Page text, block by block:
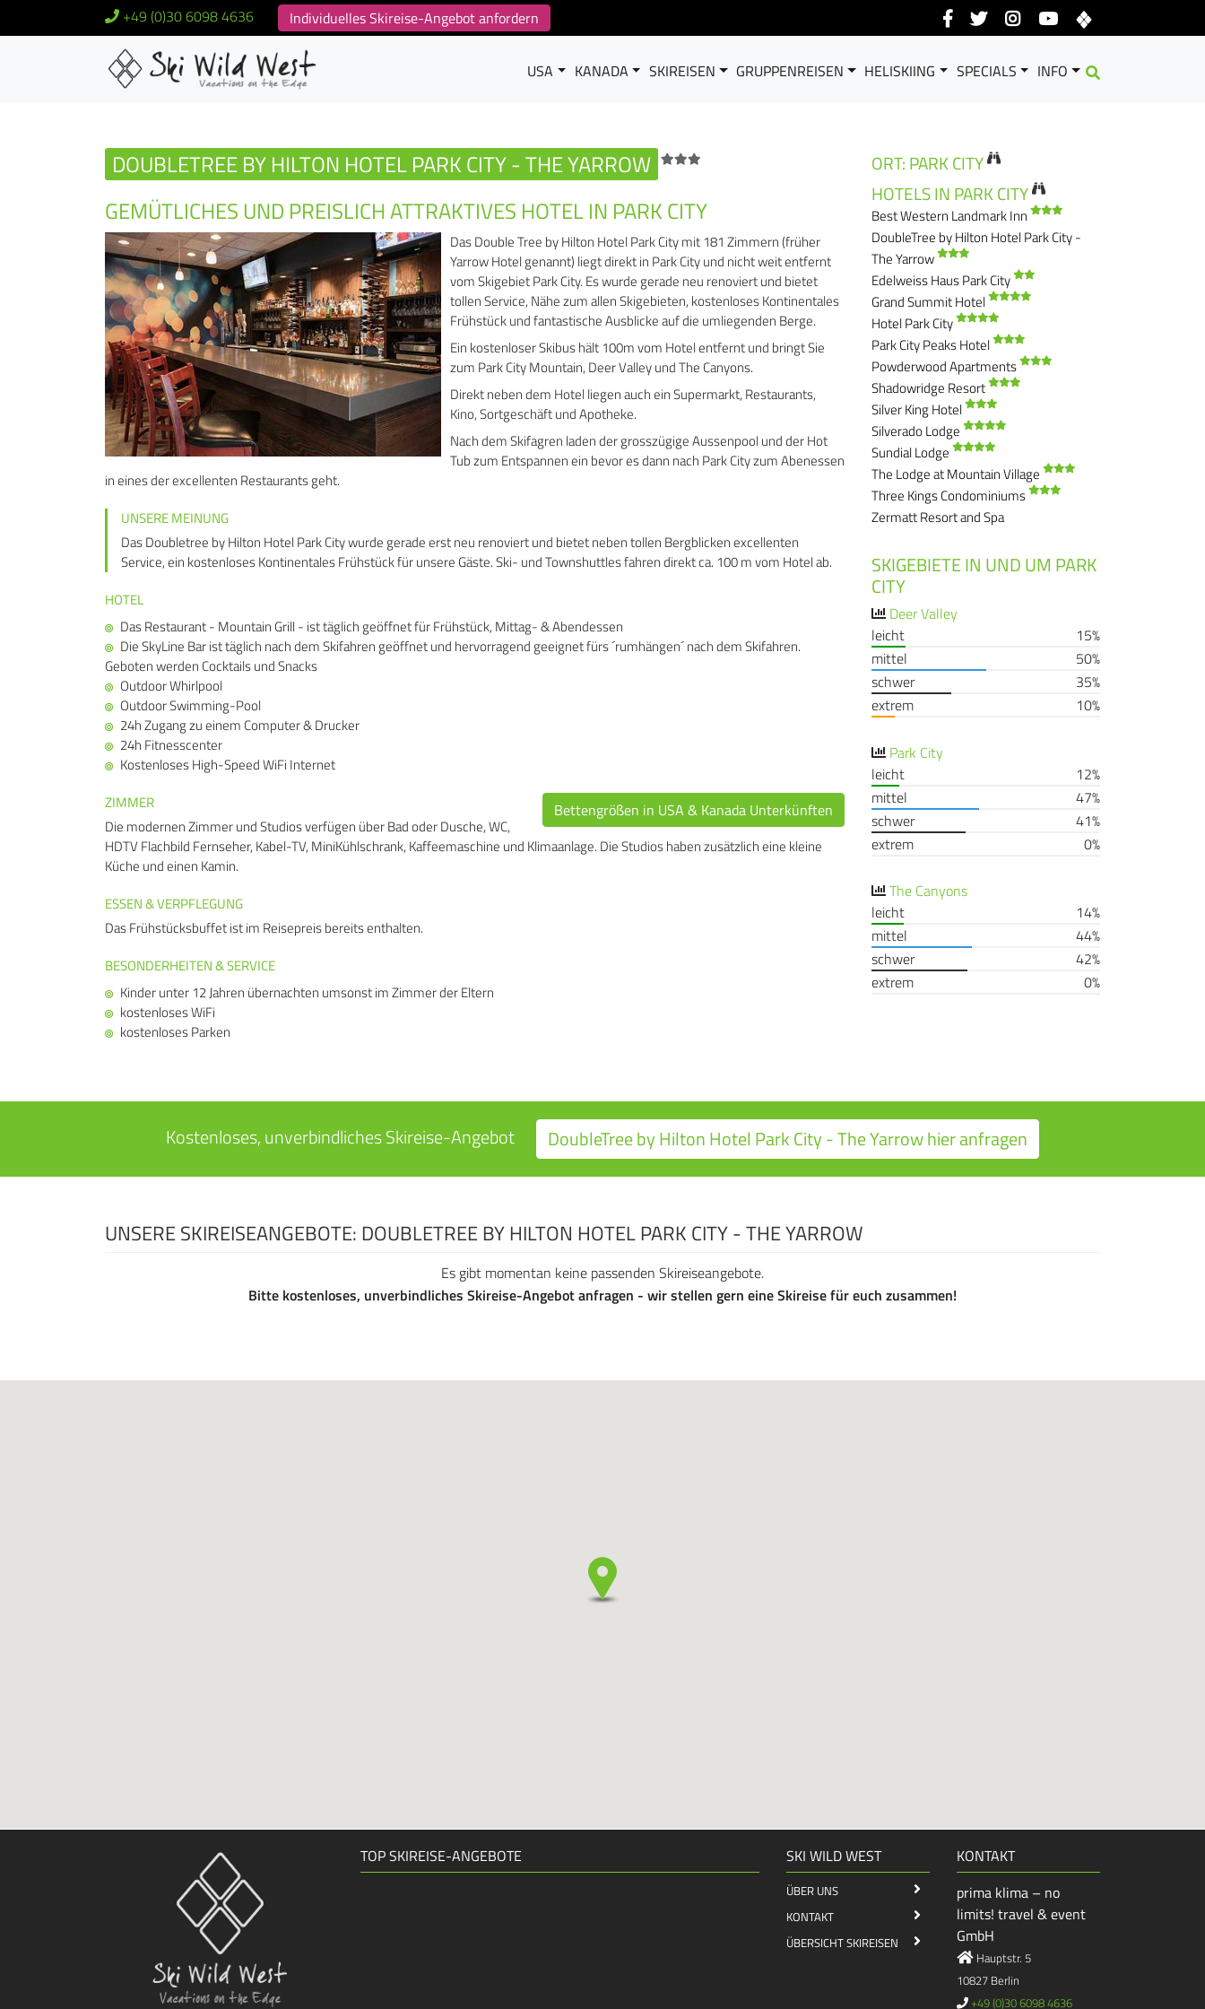
+49 (0)30 6098 4636 Individuelles Skireise-Angebot anfordern
USA KANADA SKIREISEN GRUPPENREISEN HELISKIING SPECIALS INFO
DOUBLETREE BY HILTON HOTEL PARK CITY - THE YARROW
GEMÜTLICHES UND PREISLICH ATTRAKTIVES HOTEL IN PARK CITY
Das Double Tree by Hilton Hotel Park City mit 181 Zimmern (früher
Yarrow Hotel genannt) liegt direkt in Park City und nicht weit entfernt
vom Skigebiet Park City. Es wurde gerade neu renoviert und bietet
tollen Service, Nähe zum allen Skigebieten, kostenloses Kontinentales
Frühstück und fantastische Ausblicke auf die umliegenden Berge.
Ein kostenloser Skibus hält 100m vom Hotel entfernt und bringt Sie
zum Park City Mountain, Deer Valley und The Canyons.
Direkt neben dem Hotel liegen auch ein Supermarkt, Restaurants,
Kino, Sortgeschäft und Apotheke.
Nach dem Skifagren laden der grosszügige Aussenpool und der Hot
Tub zum Entspannen ein bevor es dann nach Park City zum Abenessen
in eines der excellenten Restaurants geht.
UNSERE MEINUNG
Das Doubletree by Hilton Hotel Park City wurde gerade erst neu renoviert und bietet neben tollen Bergblicken excellenten
Service, ein kostenloses Kontinentales Frühstück für unsere Gäste. Ski- und Townshuttles fahren direkt ca. 100 m vom Hotel ab.
HOTEL
Das Restaurant - Mountain Grill - ist täglich geöffnet für Frühstück, Mittag- & Abendessen
Die SkyLine Bar ist täglich nach dem Skifahren geöffnet und hervorragend geeignet fürs ´rumhängen´ nach dem Skifahren.
Geboten werden Cocktails und Snacks
Outdoor Whirlpool
Outdoor Swimming-Pool
24h Zugang zu einem Computer & Drucker
24h Fitnesscenter
Kostenloses High-Speed WiFi Internet
ZIMMER
Bettengrößen in USA & Kanada Unterkünften
Die modernen Zimmer und Studios verfügen über Bad oder Dusche, WC,
HDTV Flachbild Fernseher, Kabel-TV, MiniKühlschrank, Kaffeemaschine und Klimaanlage. Die Studios haben zusätzlich eine kleine
Küche und einen Kamin.
ESSEN & VERPFLEGUNG
Das Frühstücksbuffet ist im Reisepreis bereits enthalten.
BESONDERHEITEN & SERVICE
Kinder unter 12 Jahren übernachten umsonst im Zimmer der Eltern
kostenloses WiFi
kostenloses Parken
ORT: PARK CITY
HOTELS IN PARK CITY
Best Western Landmark Inn
DoubleTree by Hilton Hotel Park City -
The Yarrow
Edelweiss Haus Park City
Grand Summit Hotel
Hotel Park City
Park City Peaks Hotel
Powderwood Apartments
Shadowridge Resort
Silver King Hotel
Silverado Lodge
Sundial Lodge
The Lodge at Mountain Village
Three Kings Condominiums
Zermatt Resort and Spa
SKIGEBIETE IN UND UM PARK
CITY
Deer Valley
leicht
15%
mittel
50%
schwer
35%
extrem
10%
Park City
leicht
12%
mittel
47%
schwer
41%
extrem
0%
The Canyons
leicht
14%
mittel
44%
schwer
42%
extrem
0%
Kostenloses, unverbindliches Skireise-Angebot DoubleTree by Hilton Hotel Park City - The Yarrow hier anfragen
UNSERE SKIREISEANGEBOTE: DOUBLETREE BY HILTON HOTEL PARK CITY - THE YARROW
Es gibt momentan keine passenden Skireiseangebote.
Bitte kostenloses, unverbindliches Skireise-Angebot anfragen - wir stellen gern eine Skireise für euch zusammen!
TOP SKIREISE-ANGEBOTE SKI WILD WEST
ÜBER UNS
KONTAKT
ÜBERSICHT SKIREISEN
KONTAKT
prima klima – no
limits! travel & event
GmbH
Hauptstr. 5
10827 Berlin
+49 (0)30 6098 4636